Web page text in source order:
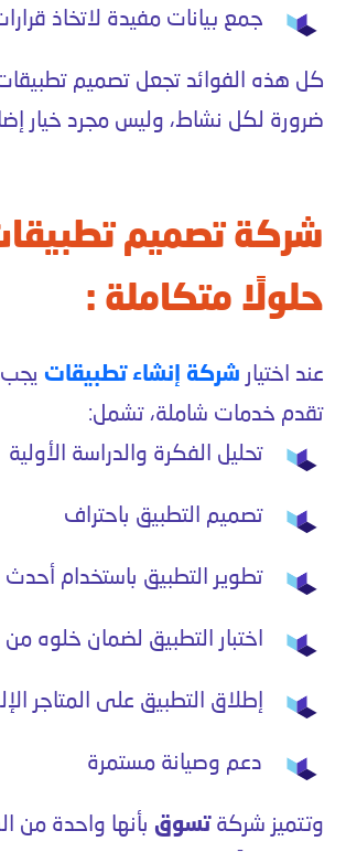
جمع بيانات مفيدة لاتخاذ
كل هذه الفوائد تجعل تصميم
ضرورة لكل نشاط، وليس مجرد خيار
شركة تصميم
حلولًا متكاملة :
عند اختيار شركة إنشاء تطبيقات يجب
تقدم خدمات شاملة، تشمل:
تحليل الفكرة والدراسة الأولية
تصميم التطبيق باحتراف
تطوير التطبيق باستخدام أحدث
اختبار التطبيق لضمان خلوه من
إطلاق التطبيق على المتاجر
دعم وصيانة مستمرة
وتتميز شركةتسوق بأنها واحدة من